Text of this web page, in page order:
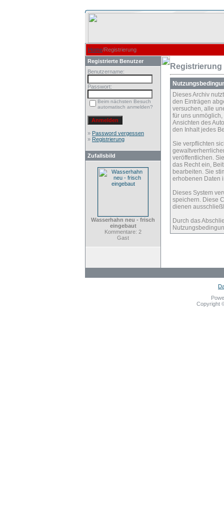
Home/Registrierung
Registrierte Benutzer
Benutzername:
Passwort:
Beim nächsten Besuch
automatisch anmelden?
» Password vergessen
» Registrierung
Zufallsbild
Wasserhahn neu - frisch
eingebaut
Kommentare: 2
Gast
Registrierung
Dieses Archiv
den Einträgen
versuchen, alle
für uns
Ansichten des
den Inhalt jedes
Sie verpflichten
veröffentlichen.
das Recht ein,
bearbeiten. Sie
erhobenen Daten
Dieses System
speichern. Diese
dienen
Durch das
Copyright